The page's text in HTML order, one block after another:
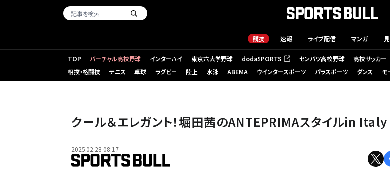
競技 速報 ライブ配信 マンガ
TOP バーチャル高校野球 インターハイ 東京六大学野球 dodaSPORTS
（新しいタブで開く） センバツ高校野球 高校サッカー
相撲・格闘技
テニス 卓球 ラグビー 陸上 水泳 ABEMA ウインタースポーツ パラスポーツ ダンス モ
クール＆エレガント！堀田茜のANTEPRIMAスタイルin Italy
2025.02.28 08:17